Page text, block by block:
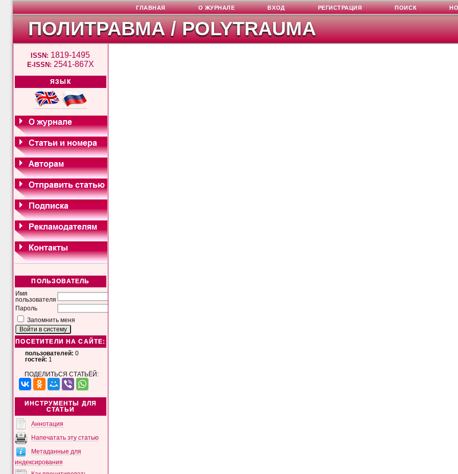
ПОЛИТРАВМА / POLYTRAUMA
ISSN: 1819-1495
E-ISSN: 2541-867X
ЯЗЫК
ПОЛЬЗОВАТЕЛЬ
Имя
пользователя
Пароль
Запомнить меня
ПОСЕТИТЕЛИ НА САЙТЕ:
пользователей: 0
гостей: 1
ПОДЕЛИТЬСЯ СТАТЬЁЙ:
ИНСТРУМЕНТЫ ДЛЯ
СТАТЬИ
Аннотация
Напечатать эту статью
Метаданные для
индексирования
ГЛАВНАЯ О ЖУРНАЛЕ ВХОД РЕГИСТРАЦИЯ ПОИСК